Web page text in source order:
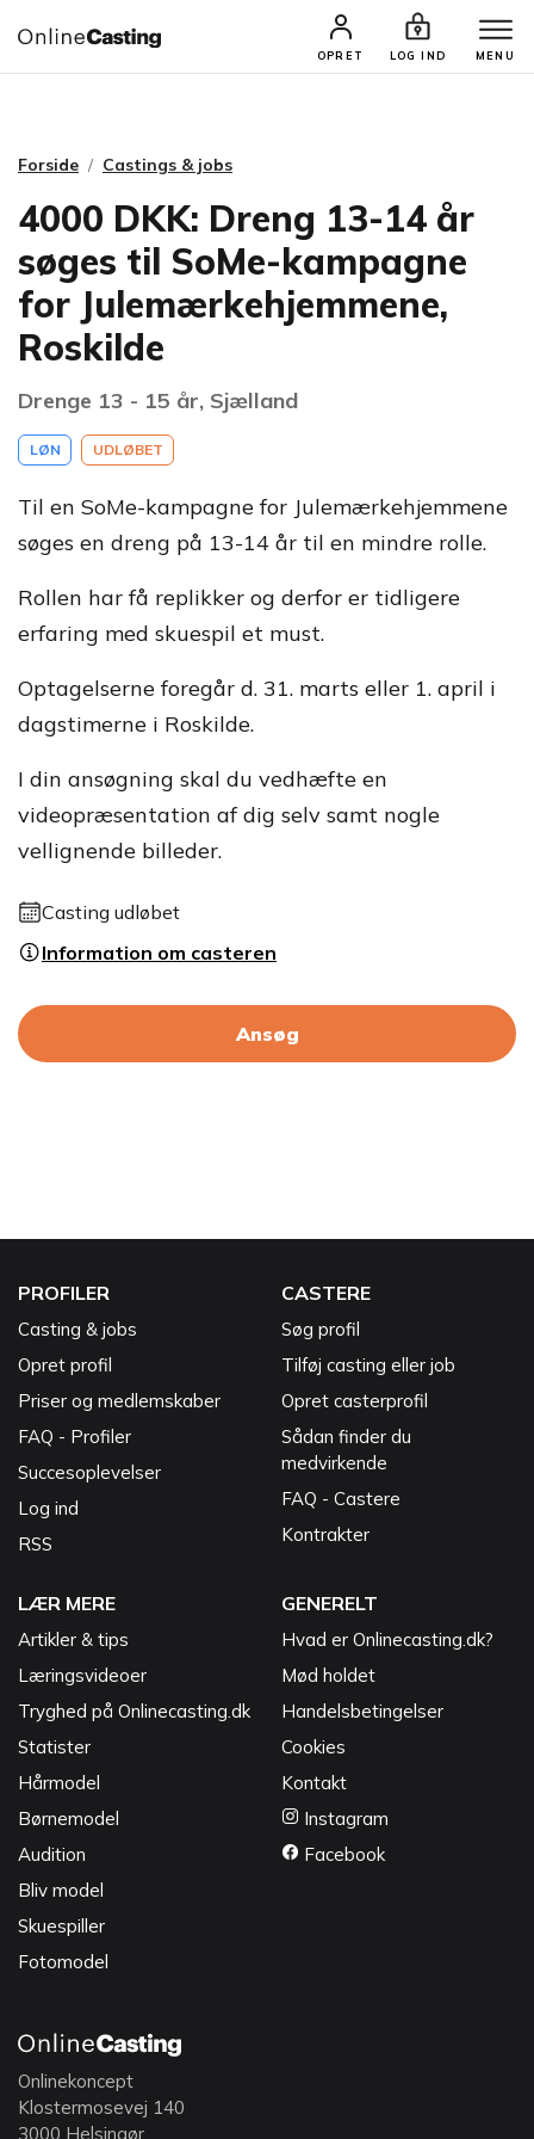
OPRET LOG IND MENU
CASTINGS & JOBS SØG PROFIL
Forside Castings & jobs
4000 DKK: Dreng 13-14 år
søges til SoMe-kampagne
for Julemærkehjemmene,
Roskilde
Drenge 13 - 15 år, Sjælland
LØN UDLØBET
Til en SoMe-kampagne for Julemærkehjemmene
søges en dreng på 13-14 år til en mindre rolle.
Rollen har få replikker og derfor er tidligere
erfaring med skuespil et must.
Optagelserne foregår d. 31. marts eller 1. april i
dagstimerne i Roskilde.
I din ansøgning skal du vedhæfte en
videopræsentation af dig selv samt nogle
vellignende billeder.
Casting udløbet
Information om casteren
Ansøg
PROFILER
Casting & jobs
Opret profil
Priser og medlemskaber
FAQ - Profiler
Succesoplevelser
Log ind
RSS
CASTERE
Søg profil
Tilføj casting eller job
Opret casterprofil
Sådan finder du
medvirkende
FAQ - Castere
Kontrakter
LÆR MERE
Artikler & tips
Læringsvideoer
Tryghed på Onlinecasting.dk
Statister
Hårmodel
Børnemodel
Audition
Bliv model
Skuespiller
Fotomodel
GENERELT
Hvad er Onlinecasting.dk?
Mød holdet
Handelsbetingelser
Cookies
Kontakt
Instagram
Facebook
Onlinekoncept
Klostermosevej 140
3000 Helsingør